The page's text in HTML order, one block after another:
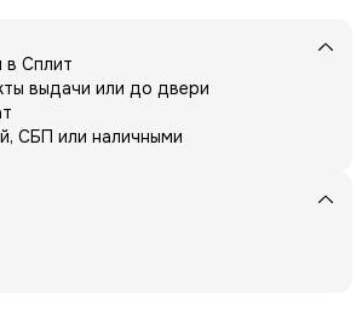
в Сплит
выдачи или до двери
СБП или наличными